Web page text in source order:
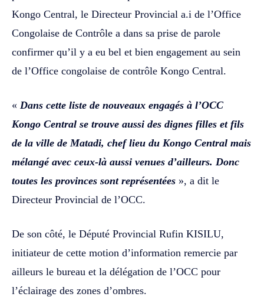
Kongo Central, le Directeur Provincial a.i de l’Office
Congolaise de Contrôle a dans sa prise de parole
confirmer qu’il y a eu bel et bien engagement au sein
de l’Office congolaise de contrôle Kongo Central.
« Dans cette liste de nouveaux engagés à l’OCC
Kongo Central se trouve aussi des dignes filles et fils
de la ville de Matadi, chef lieu du Kongo Central mais
mélangé avec ceux-là aussi venues d’ailleurs. Donc
toutes les provinces sont représentées », a dit le
Directeur Provincial de l’OCC.
De son côté, le Député Provincial Rufin KISILU,
initiateur de cette motion d’information remercie par
ailleurs le bureau et la délégation de l’OCC pour
l’éclairage des zones d’ombres.